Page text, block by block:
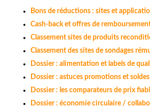
Bons de réductions : sites et
Cash-back et offres de
Classement sites de produits
Classement des sites de sondages
Dossier : alimentation et labels de
Dossier : astuces promotions et soldes
Dossier : les comparateurs de prix
Dossier : économie circulaire /